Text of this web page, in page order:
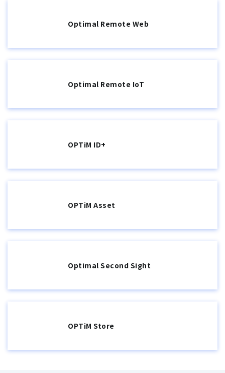
Optimal Remote Web
Optimal Remote IoT
OPTiM ID+
OPTiM Asset
Optimal Second Sight
OPTiM Store